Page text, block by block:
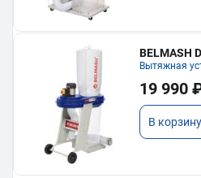
BELMASH
Вытяжная
19 990
В корзину